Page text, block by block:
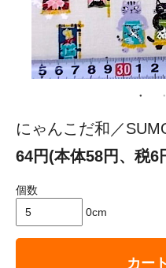
にゃんこだ和／
64円(本体58円、税6
個数
0cm
カー